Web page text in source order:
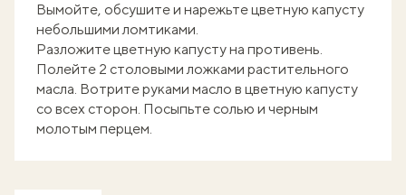
Вымойте, обсушите и нарежьте цветную капусту
небольшими ломтиками.
Разложите цветную капусту на противень.
Полейте 2 столовыми ложками растительного
масла. Вотрите руками масло в цветную капусту
со всех сторон. Посыпьте солью и черным
молотым перцем.